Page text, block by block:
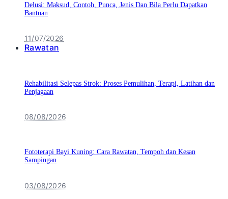
Delusi: Maksud, Contoh, Punca, Jenis Dan Bila Perlu Dapatkan
Bantuan
11/07/2026
Rawatan
Rehabilitasi Selepas Strok: Proses Pemulihan, Terapi, Latihan dan
Penjagaan
08/08/2026
Fototerapi Bayi Kuning: Cara Rawatan, Tempoh dan Kesan
Sampingan
03/08/2026